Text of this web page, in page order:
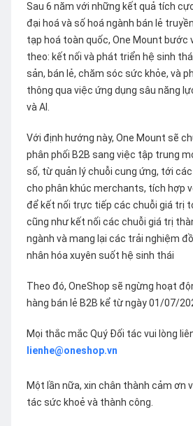
Sau 6 năm với những kết quả tích
đại hoá và số hoá ngành bán lẻ
tạp hoá toàn quốc, One Mount bước
theo: kết nối và phát triển hệ sinh
sản, bán lẻ, chăm sóc sức khỏe, và
thông qua việc ứng dụng sâu năng
và AI.
Với định hướng này, One Mount sẽ
phân phối B2B sang việc tập trung
số, từ quản lý chuỗi cung ứng, tới
cho phân khúc merchants, tích hợp
để kết nối trực tiếp các chuỗi giá trị
cũng như kết nối các chuỗi giá trị
ngành và mang lại các trải nghiệm
nhân hóa xuyên suốt hệ sinh thái
Theo đó, OneShop sẽ ngừng hoạt
hàng bán lẻ B2B kể từ ngày 01/07/
Mọi thắc mắc Quý Đối tác vui lòng
lienhe@oneshop.vn
Một lần nữa, xin chân thành cảm ơn
tác sức khoẻ và thành công.